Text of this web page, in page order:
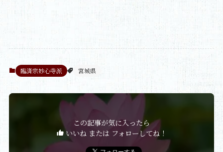
臨済宗妙心寺派 宮城県
この記事が気に入ったら
いいね または フォローしてね！